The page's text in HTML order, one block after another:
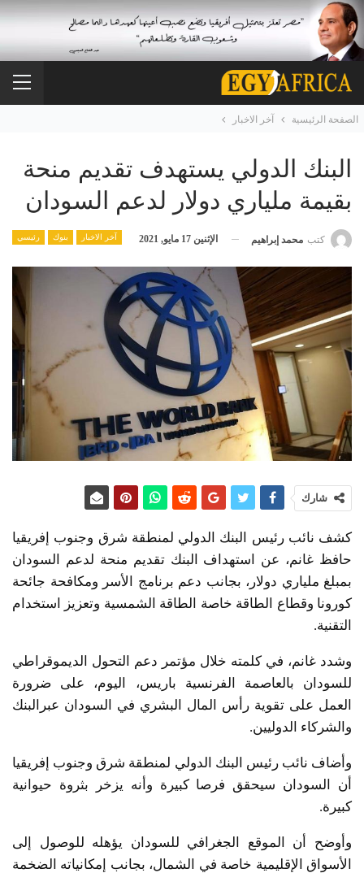
الصفحة الرئيسية آخر الاخبار
البنك الدولي يستهدف تقديم منحة
بقيمة ملياري دولار لدعم السودان
آخر الاخبار بنوك رئيسي كتب محمد إبراهيم الإثنين 17 مايو, 2021
شارك
كشف نائب رئيس البنك الدولي لمنطقة شرق وجنوب إفريقيا
حافظ غانم، عن استهداف البنك تقديم منحة لدعم السودان
بمبلغ ملياري دولار، بجانب دعم برنامج الأسر ومكافحة جائحة
كورونا وقطاع الطاقة خاصة الطاقة الشمسية وتعزيز استخدام
التقنية.
وشدد غانم، في كلمته خلال مؤتمر دعم التحول الديموقراطي
للسودان بالعاصمة الفرنسية باريس، اليوم، على ضرورة
العمل على تقوية رأس المال البشري في السودان عبرالبنك
والشركاء الدوليين.
وأضاف نائب رئيس البنك الدولي لمنطقة شرق وجنوب إفريقيا
أن السودان سيحقق فرصا كبيرة وأنه يزخر بثروة حيوانية
كبيرة.
وأوضح أن الموقع الجغرافي للسودان يؤهله للوصول إلى
الأسواق الإقليمية خاصة في الشمال، بجانب إمكانياته الضخمة